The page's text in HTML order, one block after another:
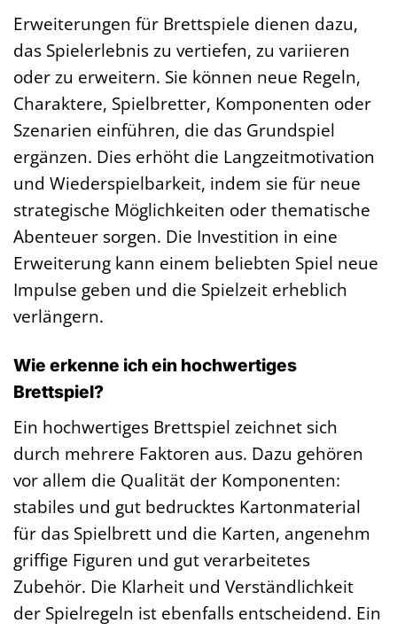
Erweiterungen für Brettspiele dienen dazu,
das Spielerlebnis zu vertiefen, zu variieren
oder zu erweitern. Sie können neue Regeln,
Charaktere, Spielbretter, Komponenten oder
Szenarien einführen, die das Grundspiel
ergänzen. Dies erhöht die Langzeitmotivation
und Wiederspielbarkeit, indem sie für neue
strategische Möglichkeiten oder thematische
Abenteuer sorgen. Die Investition in eine
Erweiterung kann einem beliebten Spiel neue
Impulse geben und die Spielzeit erheblich
verlängern.
Wie erkenne ich ein hochwertiges
Brettspiel?
Ein hochwertiges Brettspiel zeichnet sich
durch mehrere Faktoren aus. Dazu gehören
vor allem die Qualität der Komponenten:
stabiles und gut bedrucktes Kartonmaterial
für das Spielbrett und die Karten, angenehm
griffige Figuren und gut verarbeitetes
Zubehör. Die Klarheit und Verständlichkeit
der Spielregeln ist ebenfalls entscheidend. Ein